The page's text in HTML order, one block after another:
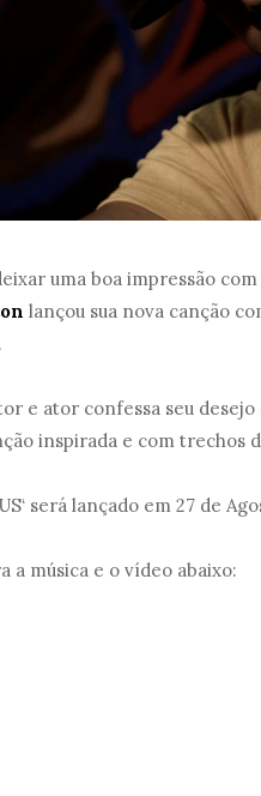
uma boa impressão
lançou sua nova canção
e ator confessa seu
inspirada e com trechos
será lançado em 27 de
a música e o vídeo abaixo: